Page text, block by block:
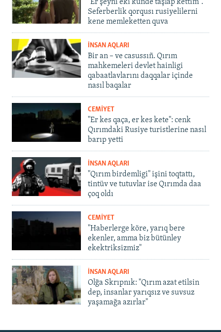
"Er şeyni eki künde taşlap kettim".
Seferberlik qorqusı rusiyelilerni
kene memleketten quva
İNSAN AQLARI
Bir an – ve casussıñ. Qırım
mahkemeleri devlet hainligi
qabaatlavlarını daqqalar içinde
nasıl baqalar
CEMİYET
"Er kes qaça, er kes kete": cenk
Qırımdaki Rusiye turistlerine nasıl
barıp yetti
İNSAN AQLARI
"Qırım birdemligi" işini toqtattı,
tintüv ve tutuvlar ise Qırımda daa
çoq oldı
CEMİYET
"Haberlerge köre, yarıq bere
ekenler, amma biz bütünley
ekektriksizmiz"
İNSAN AQLARI
Olğa Skrıpnık: "Qırım azat etilsin
dep, insanlar yarıqsız ve suvsuz
yaşamağa azırlar"